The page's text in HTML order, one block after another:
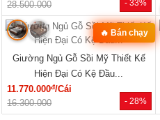
MÃ: 2168